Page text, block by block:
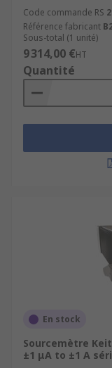
Code commande RS
Référence fabricant
Sous-total (1 unité)
9 314,00 €HT
Quantité
En stock
Sourcemètre
±1 μA to ±1 A